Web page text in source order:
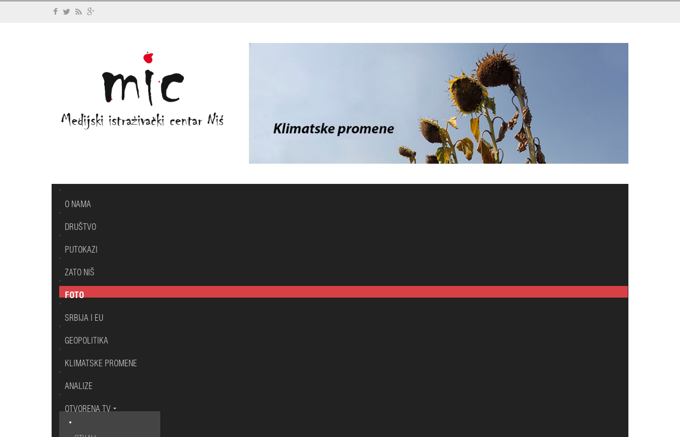
O NAMA
DRUŠTVO
PUTOKAZI
ZATO NIŠ
FOTO
SRBIJA I EU
GEOPOLITIKA
KLIMATSKE PROMENE
ANALIZE
OTVORENA TV